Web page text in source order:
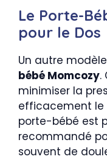
Le Porte-
pour le Dos
Un autre
bébé Momcozy.
minimiser la
efficacement le
porte-bébé est
recommandé
souvent de